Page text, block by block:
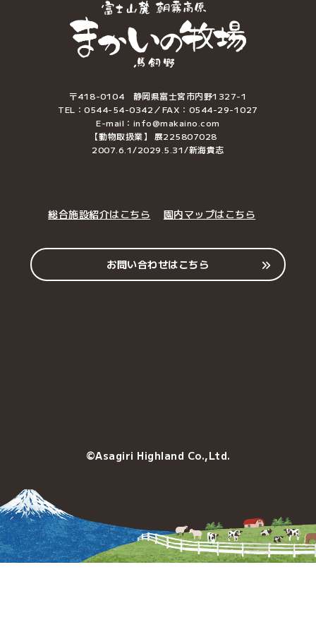
〒418-0104 静岡県富士宮市内野1327-1
TEL：0544-54-0342／FAX：0544-29-1027
E-mail：info@makaino.com
【動物取扱業】 展225807028
2007.6.1/2029.5.31/新海貴志
総合施設紹介はこちら 園内マップはこちら
お問い合わせはこちら
©Asagiri Highland Co.,Ltd.